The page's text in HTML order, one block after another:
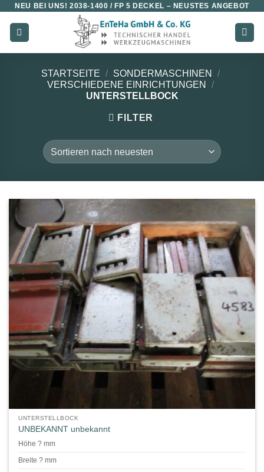
Zum
Inhalt
springen
NEU BEI UNS!2038-1400 / FP 5 DECKEL – NEUSTES ANGEBOT
STARTSEITE / SONDERMASCHINEN
/
VERSCHIEDENE EINRICHTUNGEN
/
UNTERSTELLBOCK
FILTER
UNTERSTELLBOCK
UNBEKANNT unbekannt
Höhe ? mm
Breite ? mm